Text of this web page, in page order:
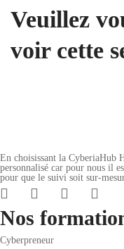
Veuillez
voir cette
En choisissant la CyberiaHub
personnalisé car pour nous il
pour que le suivi soit sur-
Nos
Cyberpreneur